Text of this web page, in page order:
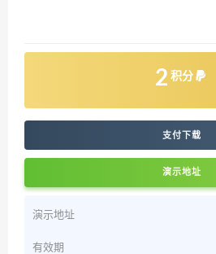
2 积分
支付下载
演示地址
演示地址
有效期